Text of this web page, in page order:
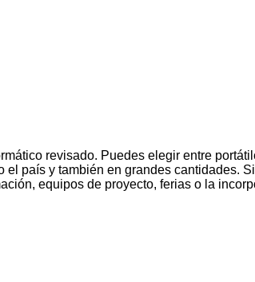
revisado. Puedes elegir entre
país y también en grandes cantidades.
equipos de proyecto, ferias o la